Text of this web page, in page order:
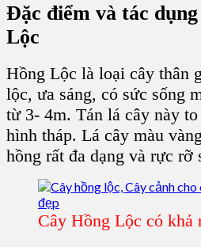
Đặc điểm và tác dụng
Lộc
Hồng Lộc là loại cây thân
lộc, ưa sáng, có sức sống
từ 3- 4m. Tán lá cây này
hình tháp. Lá cây màu
hồng rất đa dạng và rực rỡ
Cây Hồng Lộc có khả